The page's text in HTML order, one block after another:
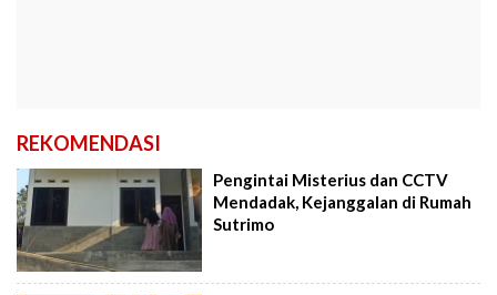
REKOMENDASI
Pengintai Misterius dan CCTV
Mendadak, Kejanggalan di Rumah
Sutrimo